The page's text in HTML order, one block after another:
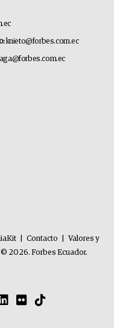
knieto@forbes.com.ec
Contacto
Valores y
© 2026. Forbes Ecuador.